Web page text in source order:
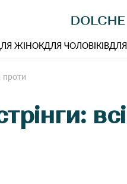
ЖІНОКДЛЯ ЧОЛОВІКІВДЛЯ
проти